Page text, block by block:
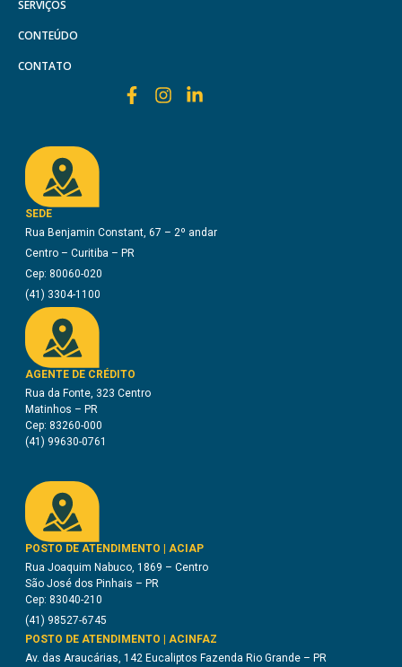
SERVIÇOS
CONTEÚDO
CONTATO
SEDE
Rua Benjamin Constant, 67 – 2º andar
Centro – Curitiba – PR
Cep: 80060-020
(41) 3304-1100
AGENTE DE CRÉDITO
Rua da Fonte, 323 Centro
Matinhos – PR
Cep: 83260-000
(41) 99630-0761
POSTO DE ATENDIMENTO | ACIAP
Rua Joaquim Nabuco, 1869 – Centro
São José dos Pinhais – PR
Cep: 83040-210
(41) 98527-6745
POSTO DE ATENDIMENTO | ACINFAZ
Av. das Araucárias, 142 Eucaliptos Fazenda Rio Grande – PR